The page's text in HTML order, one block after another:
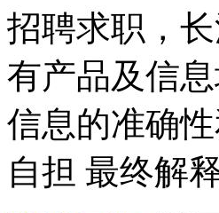
招聘求职，
有产品及信
信息的准确
自担 最终解